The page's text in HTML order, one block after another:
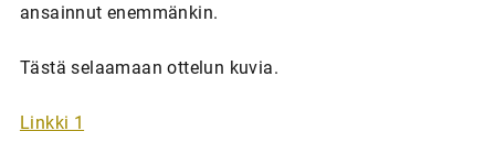
ansainnut enemmänkin.
Tästä selaamaan ottelun kuvia.
Linkki 1